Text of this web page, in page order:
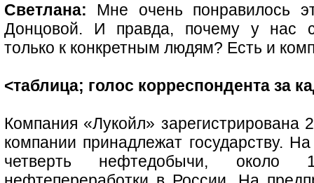
Светлана: Мне очень понравилось
Донцовой. И правда, почему у нас
только к конкретным людям? Есть и
<таблица; голос корреспондента за
Компания «Лукойл» зарегистрирована
компании принадлежат государству.
четверть нефтедобычи,